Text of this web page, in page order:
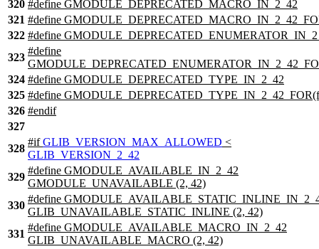
320 #define GMODULE_DEPRECATED_MACRO_IN_2_42
321 #define
322 #define
323
#define
324 #define GMODULE_DEPRECATED_TYPE_IN_2_42
325 #define
326 #endif
327
328
#if GLIB_VERSION_MAX_ALLOWED <
GLIB_VERSION_2_42
329
#define GMODULE_AVAILABLE_IN_2_42
GMODULE_UNAVAILABLE (2, 42)
330
#define
GLIB_UNAVAILABLE_STATIC_INLINE (2, 42)
331
#define GMODULE_AVAILABLE_MACRO_IN_2_42
GLIB_UNAVAILABLE_MACRO (2, 42)